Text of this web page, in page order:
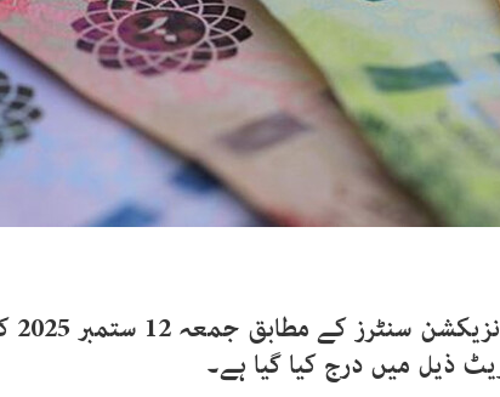
کے مطابق جمعہ 12 ستمبر 2025
ذیل میں درج کیا گیا ہے۔